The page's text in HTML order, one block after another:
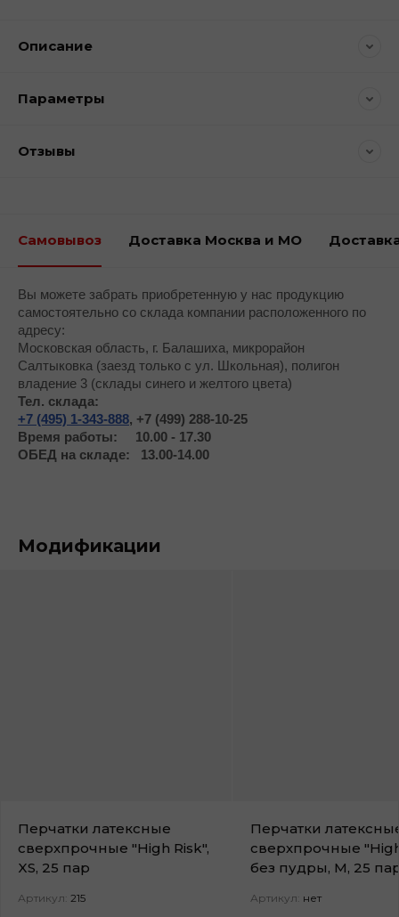
Описание
Параметры
Отзывы
Самовывоз Доставка Москва и МО
Вы можете забрать приобретенную у нас продукцию
самостоятельно со склада компании расположенного по
адресу:
Московская область, г. Балашиха, микрорайон
Салтыковка (заезд только с ул. Школьная), полигон
владение 3 (склады синего и желтого цвета)
Тел. склада:
+7 (495) 1-343-888, +7 (499) 288-10-25
Время работы: 10.00 - 17.30
ОБЕД на складе:
13.00-14.00
Модификации
Перчатки латексные
сверхпрочные "High Risk",
XS, 25 пар
Артикул: 215
Перчатки
сверхпрочные
без пудры, M, 25
Артикул: нет